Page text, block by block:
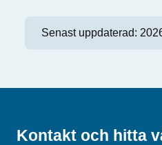
Senast uppdaterad:
Kontakt och hitta